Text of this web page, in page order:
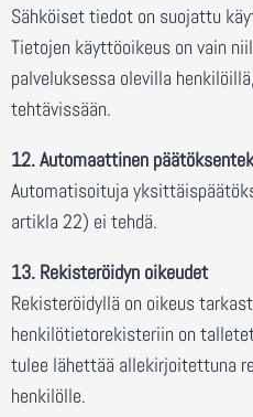
Sähköiset tiedot on suojattu
Tietojen käyttöoikeus on vain
palveluksessa olevilla
tehtävissään.
12. Automaattinen
Automatisoituja
artikla 22) ei tehdä.
13. Rekisteröidyn oikeudet
Rekisteröidyllä on oikeus
henkilötietorekisteriin on
tulee lähettää allekirjoitettuna
henkilölle.